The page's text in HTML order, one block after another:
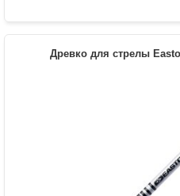
Древко для стрелы